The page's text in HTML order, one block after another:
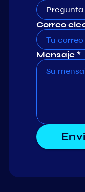
Correo
Mensaje *